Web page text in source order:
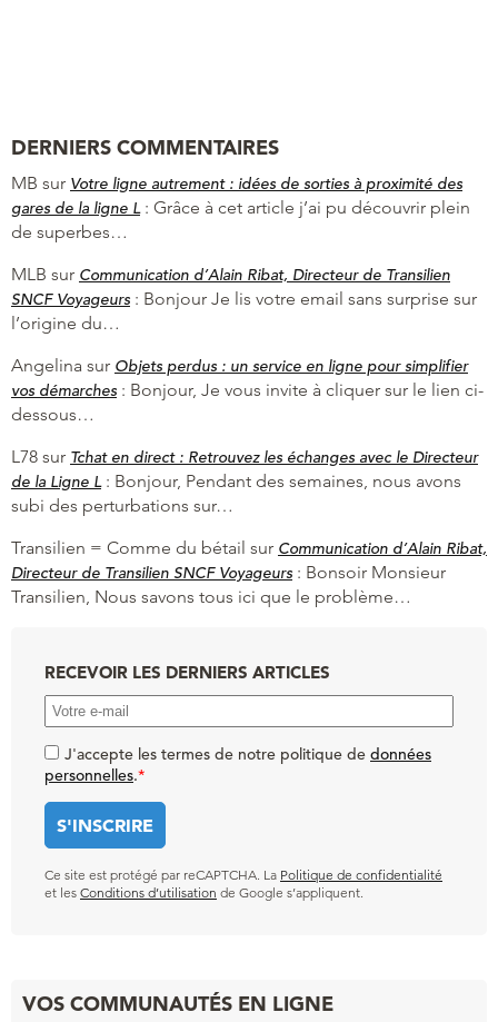
DERNIERS COMMENTAIRES
MB sur Votre ligne autrement : idées de sorties à proximité des
gares de la ligne L : Grâce à cet article j’ai pu découvrir plein
de superbes…
MLB sur Communication d’Alain Ribat, Directeur de Transilien
SNCF Voyageurs : Bonjour Je lis votre email sans surprise sur
l’origine du…
Angelina sur Objets perdus : un service en ligne pour simplifier
vos démarches : Bonjour, Je vous invite à cliquer sur le lien ci-
dessous…
L78 sur Tchat en direct : Retrouvez les échanges avec le Directeur
de la Ligne L : Bonjour, Pendant des semaines, nous avons
subi des perturbations sur…
Transilien = Comme du bétail sur Communication d’Alain Ribat,
Directeur de Transilien SNCF Voyageurs : Bonsoir Monsieur
Transilien, Nous savons tous ici que le problème…
RECEVOIR LES DERNIERS ARTICLES
J'accepte les termes de notre politique de données
personnelles.*
Ce site est protégé par reCAPTCHA. La Politique de confidentialité
et les Conditions d’utilisation de Google s’appliquent.
VOS COMMUNAUTÉS EN LIGNE